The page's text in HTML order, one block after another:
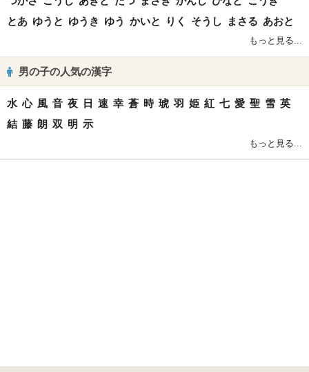
とあ ゆうと ゆうき ゆう かいと りく そうし まさる あおと
もっと見る...
男の子の人気の漢字
水 心 風 音 夜 日 速 幸 蒼 時 琥 羽 姫 紅 七 愛 聖 雪 英
結 藤 朗 双 明 示
もっと見る...